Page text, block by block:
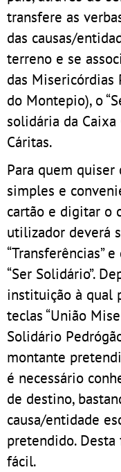
transfere as
das causas/
terreno e se
das Misericórdias
do Montepio), o
solidária da
Cáritas.
Para quem
simples e
cartão e digitar o
utilizador deverá
“Transferências”
“Ser Solidário”.
instituição à qual
teclas “União
Solidário
montante
é necessário
de destino,
causa/entidade
pretendido.
fácil.